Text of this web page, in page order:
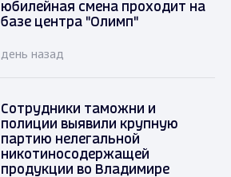
юбилейная смена проходит на
базе центра "Олимп"
день назад
Сотрудники таможни и
полиции выявили крупную
партию нелегальной
никотиносодержащей
продукции во Владимире